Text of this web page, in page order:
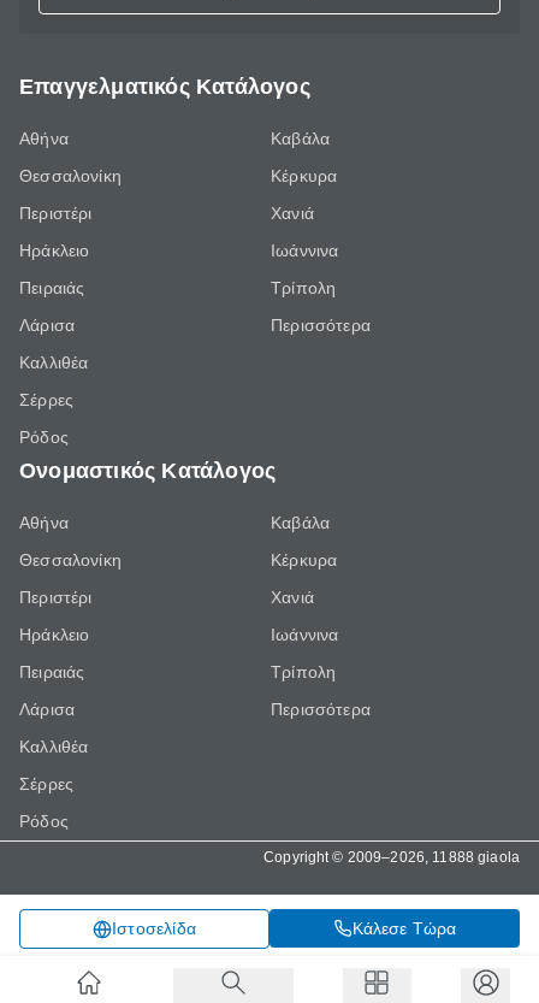
Ιστοσελίδα Κάλεσε Τώρα
Επαγγελματικός Κατάλογος
Αθήνα
Θεσσαλονίκη
Περιστέρι
Ηράκλειο
Πειραιάς
Λάρισα
Καλλιθέα
Σέρρες
Ρόδος
Καβάλα
Κέρκυρα
Χανιά
Ιωάννινα
Τρίπολη
Περισσότερα
Ονομαστικός Κατάλογος
Αθήνα
Θεσσαλονίκη
Περιστέρι
Ηράκλειο
Πειραιάς
Λάρισα
Καλλιθέα
Σέρρες
Ρόδος
Καβάλα
Κέρκυρα
Χανιά
Ιωάννινα
Τρίπολη
Περισσότερα
Copyright © 2009–2026, 11888 giaola